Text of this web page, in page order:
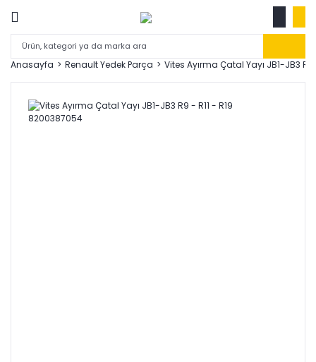
Anasayfa Renault Yedek Parça Vites Ayırma Çatal Yayı JB1-JB3